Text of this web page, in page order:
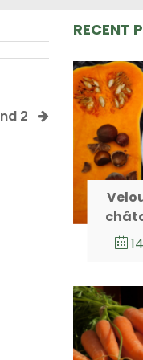
2
RECENT